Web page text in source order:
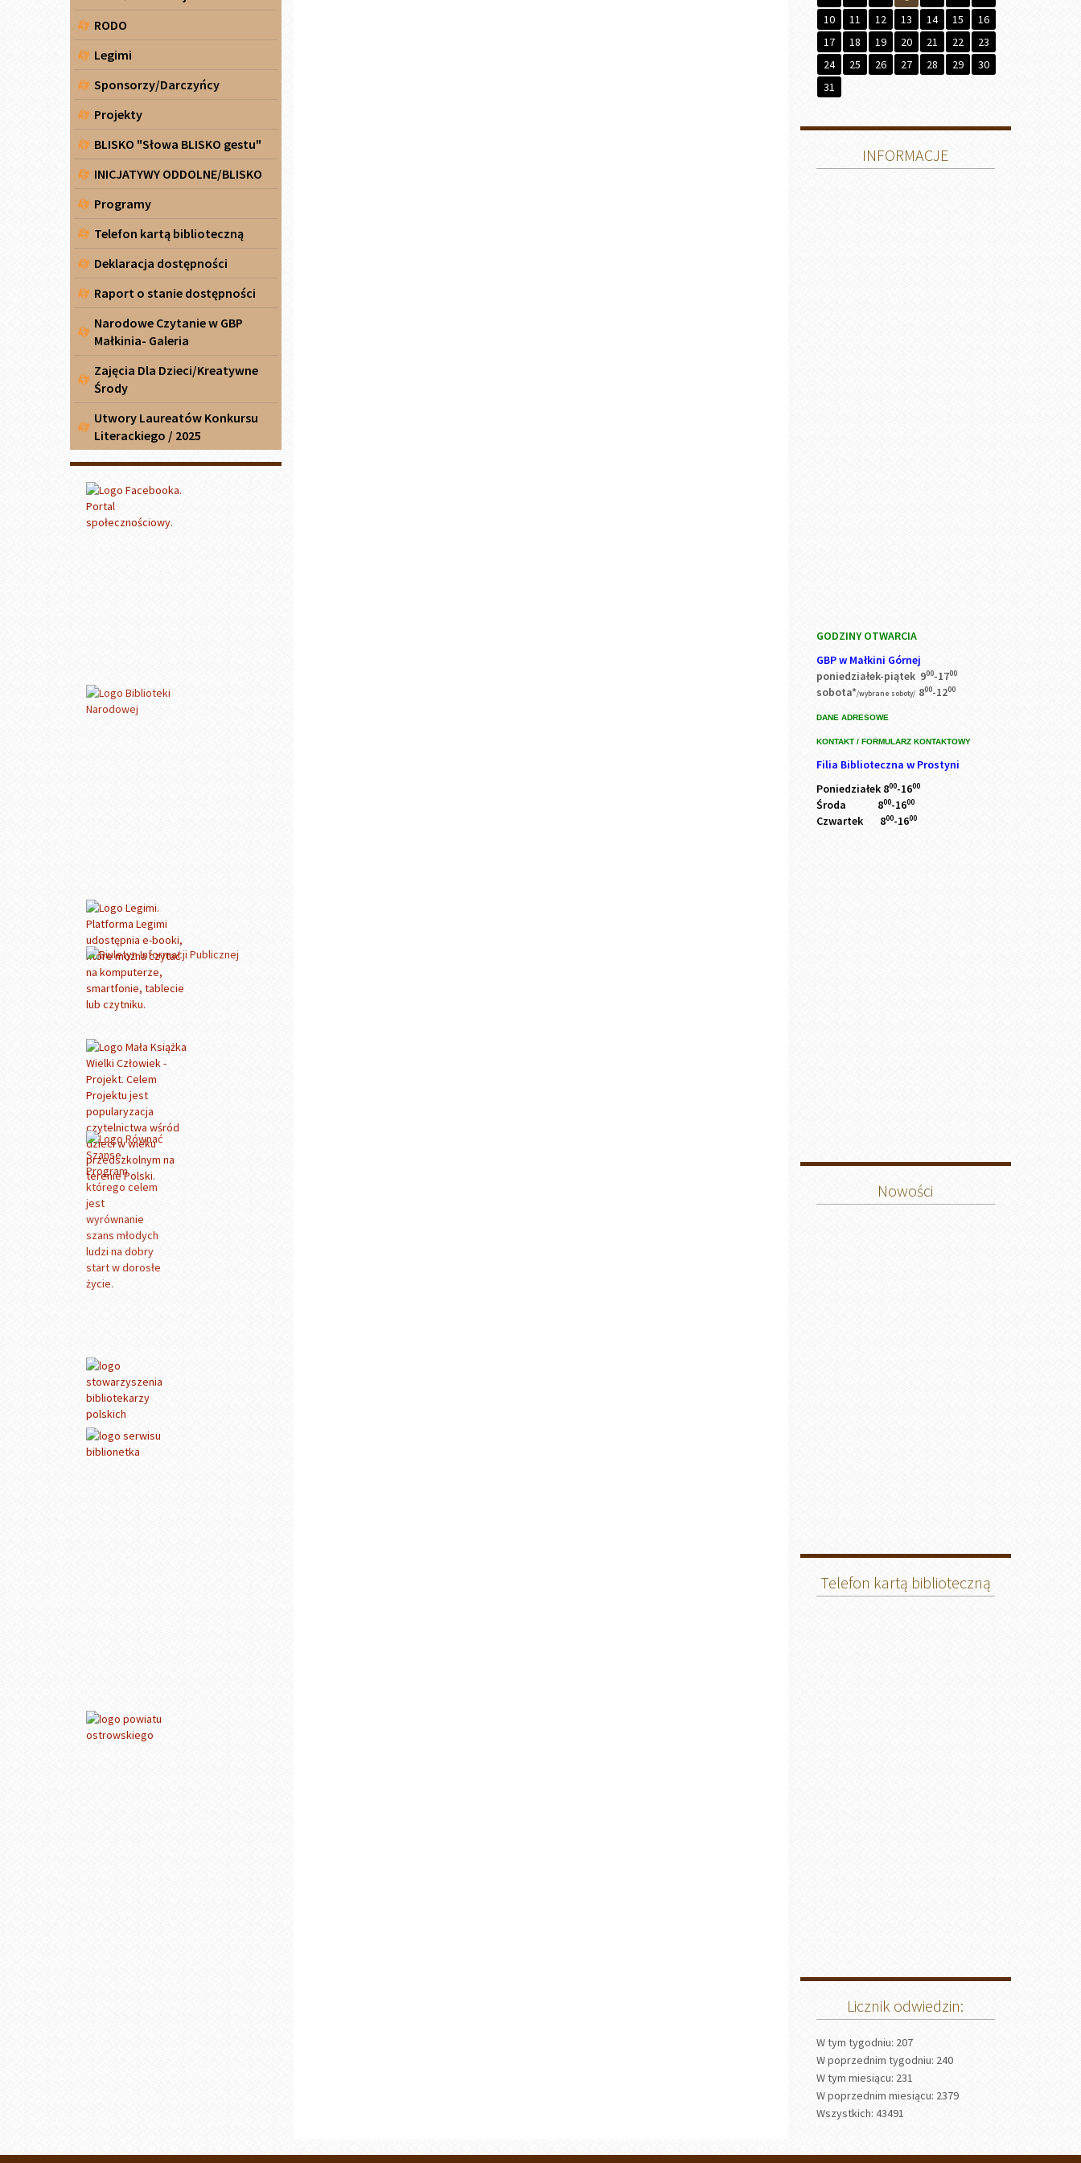
RODO
Legimi
Sponsorzy/Darczyńcy
Projekty
BLISKO "Słowa BLISKO gestu"
INICJATYWY ODDOLNE/BLISKO
Programy
Telefon kartą biblioteczną
Deklaracja dostępności
Raport o stanie dostępności
Narodowe Czytanie w GBP
Małkinia- Galeria
Zajęcia Dla Dzieci/Kreatywne
Środy
Utwory Laureatów Konkursu
Literackiego / 2025
10
11 12 13 14 15
16
17
18 19 20 21 22
23
24
25 26 27 28 29
30
31
INFORMACJE
GODZINY OTWARCIA
GBP w Małkini Górnej
poniedziałek-piątek 900-1700
sobota*/wybrane soboty/ 800-1200
DANE ADRESOWE
KONTAKT / FORMULARZ KONTAKTOWY
Filia Biblioteczna w Prostyni
Poniedziałek 800-1600
Środa 800-1600
Czwartek 800-1600
Nowości
Telefon kartą biblioteczną
Licznik odwiedzin:
W tym tygodniu: 207
W poprzednim tygodniu: 240
W tym miesiącu: 231
W poprzednim miesiącu: 2379
Wszystkich: 43491